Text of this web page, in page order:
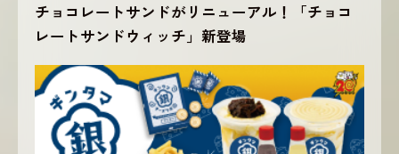
チョコレートサンドがリニューアル！「チョコ
レートサンドウィッチ」新登場